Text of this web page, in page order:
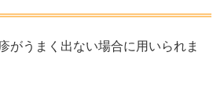
がうまく出ない場合に用いられま